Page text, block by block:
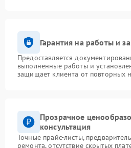
Гарантия на работы и
Предоставляется
выполненные работы и
защищает клиента от повторных
Прозрачное
консультация
Точные прайс-листы,
ремонта, отсутствие скрытых